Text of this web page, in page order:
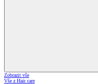
Zobrazit vše
Vše z Hair care